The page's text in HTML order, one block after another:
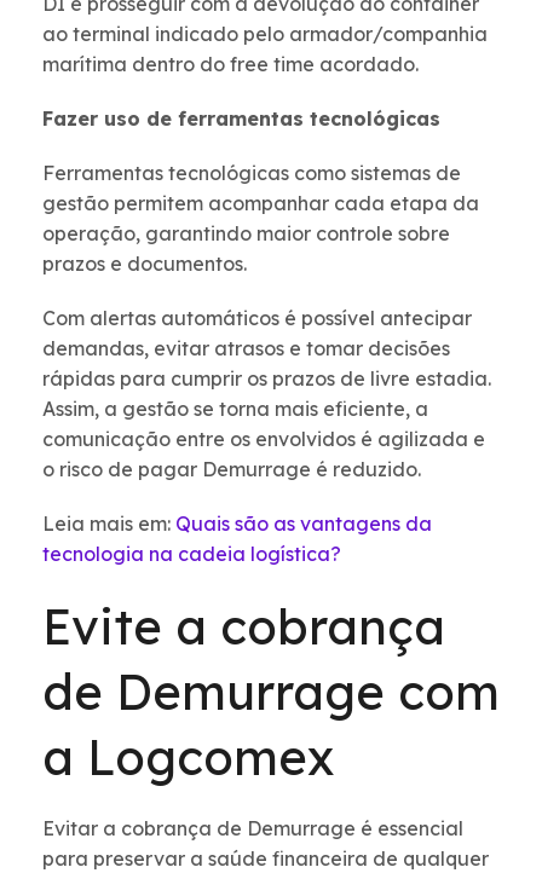
ao terminal indicado pelo armador/companhia
marítima dentro do free time acordado.
Fazer uso de ferramentas tecnológicas
Ferramentas tecnológicas como sistemas de
gestão permitem acompanhar cada etapa da
operação, garantindo maior controle sobre
prazos e documentos.
Com alertas automáticos é possível antecipar
demandas, evitar atrasos e tomar decisões
rápidas para cumprir os prazos de livre estadia.
Assim, a gestão se torna mais eficiente, a
comunicação entre os envolvidos é agilizada e
o risco de pagar Demurrage é reduzido.
Leia mais em: Quais são as vantagens da
tecnologia na cadeia logística?
Evite a cobrança
de Demurrage com
a Logcomex
Evitar a cobrança de Demurrage é essencial
para preservar a saúde financeira de qualquer